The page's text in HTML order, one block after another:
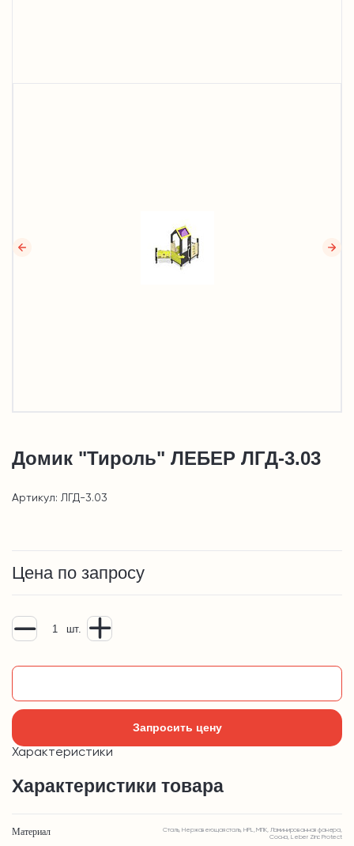
Домик "Тироль" ЛЕБЕР ЛГД-3.03
Артикул: ЛГД-3.03
Цена по запросу
шт.
Запросить цену
Характеристики
Характеристики товара
Материал
Сталь, Нержавеющая сталь, HPL, МПК, Ламинированная фанера,
Сосна, Leber Zinc Protect